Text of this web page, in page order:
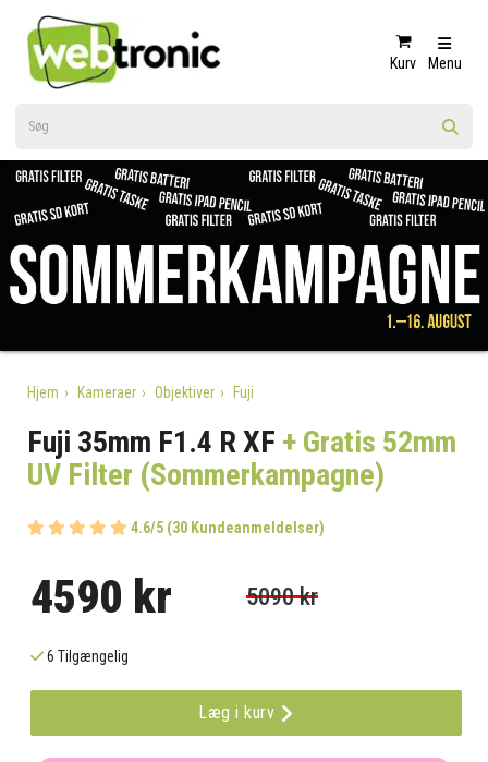
Kurv Menu
Hjem Kameraer Objektiver Fuji
Fuji 35mm F1.4 R XF + Gratis 52mm
UV Filter (Sommerkampagne)
4.6/5 (30 Kundeanmeldelser)
4590 kr 5090 kr
6 Tilgængelig
Læg i kurv